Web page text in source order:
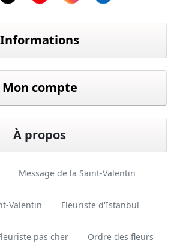
Informations
Mon compte
À propos
Message de la Saint-Valentin
Valentin Fleuriste d'Istanbul
pas cher Ordre des fleurs